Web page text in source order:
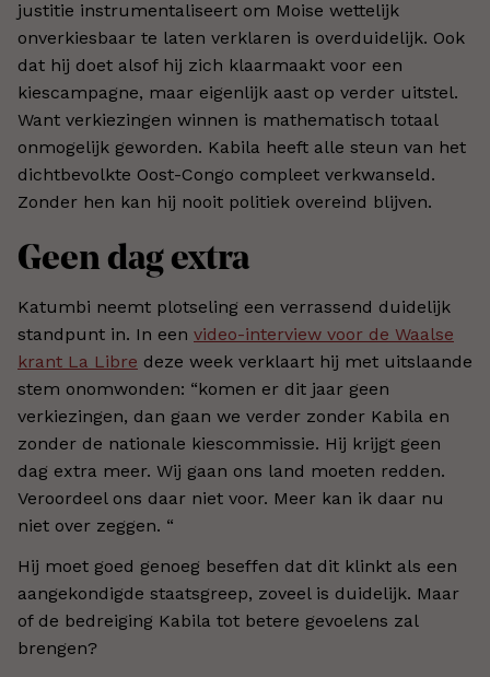
justitie instrumentaliseert om Moise wettelijk
onverkiesbaar te laten verklaren is overduidelijk. Ook
dat hij doet alsof hij zich klaarmaakt voor een
kiescampagne, maar eigenlijk aast op verder uitstel.
Want verkiezingen winnen is mathematisch totaal
onmogelijk geworden. Kabila heeft alle steun van het
dichtbevolkte Oost-Congo compleet verkwanseld.
Zonder hen kan hij nooit politiek overeind blijven.
Geen dag extra
Katumbi neemt plotseling een verrassend duidelijk
standpunt in. In een video-interview voor de Waalse
krant La Libre deze week verklaart hij met uitslaande
stem onomwonden: “komen er dit jaar geen
verkiezingen, dan gaan we verder zonder Kabila en
zonder de nationale kiescommissie. Hij krijgt geen
dag extra meer. Wij gaan ons land moeten redden.
Veroordeel ons daar niet voor. Meer kan ik daar nu
niet over zeggen. “
Hij moet goed genoeg beseffen dat dit klinkt als een
aangekondigde staatsgreep, zoveel is duidelijk. Maar
of de bedreiging Kabila tot betere gevoelens zal
brengen?